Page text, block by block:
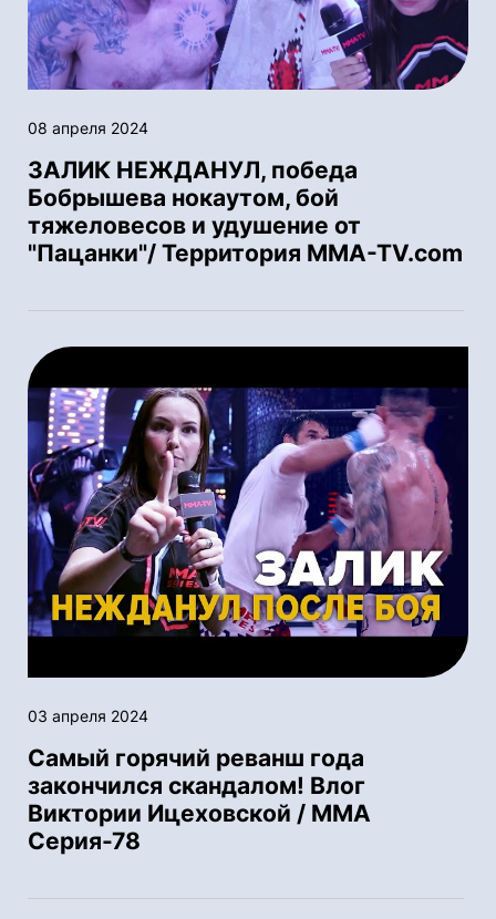
08 апреля 2024
ЗАЛИК НЕЖДАНУЛ, победа
Бобрышева нокаутом, бой
тяжеловесов и удушение от
"Пацанки"/ Территория MMA-TV.com
03 апреля 2024
Самый горячий реванш года
закончился скандалом! Влог
Виктории Ицеховской / ММА
Серия-78